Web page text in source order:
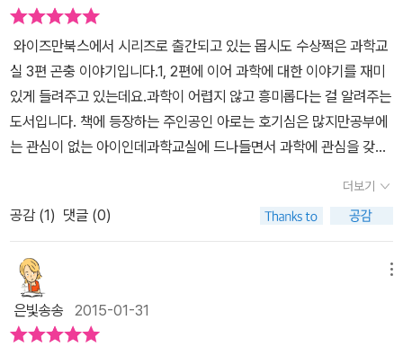
르는 친구들을 위해 잠깐 소개를 하자면~아로네 옆집으로 수상한 분
위기의 공부균 선생님과 선생님의 딸 혜리가 이사를 오면서아로와의
인연이 시작됩니다.공부균 선생님의 과학교실에서 하는 과학실험을
통해 과학을 싫어하던 아로와 친구 건우는 과학에 관심과 흥미를 갖
게 되죠.과학교실에는 남다른 비밀이 숨겨져 있는데요.과학교실 안에
있는 엘리베이터를 조작하면 색다른 세계로 이동 할 수 있답니다.2권
부터는 하나의 주제에 대해 깊이 다뤄보는데요.2권의 날씨에 이어 3
권은 곤충에 관한 이야기를 만나볼 수 있네요.친구들이 죽이려하는
애벌레를 구한 아로는 공부균 선생님의 과학교실 복숭아 나무 밑에
온 아로와 건우는 과학교실에 있는 빵을 먹자곤충으로 변하고 마네
요.각 권에서 여러번의 변신과정을 본 터라 이젠 아로가 곤충으로 변
하는 것도 새롭지 않네요^^곤충이 천재라는 말이 믿어지시나요?이
책을 보면 왜 곤충이 천재라고 하는지 그 이유를 알 수 있답니다.직접
와이즈만북스에서 시리즈로 출간되고 있는 몹시도 수상쩍은 과학교
실 3편 곤충 이야기입니다.1, 2편에 이어 과학에 대한 이야기를 재미
있게 들려주고 있는데요.과학이 어렵지 않고 흥미롭다는 걸 알려주는
도서입니다. 책에 등장하는 주인공인 아로는 호기심은 많지만공부에
는 관심이 없는 아이인데과학교실에 드나들면서 과학에 관심을 갖게
수상쩍은 과학교실 3편은 곤충에 대한 이야기입니다.흔히 곤충하면
징그럽다는 생각을 먼저 하게 되는데요.사실~ 곤충은 사람이 살기 위
해서 꼭 필요해요.우리는 곤충이 해롭다는 생각을 하게 되는데,실제
로 해로운 것들은 전체의 5%라고 해요. 초등학교 3학년쯤 되면 곤
충에 대해서 배우게 되는데요.가장 많이 나오는 문제가 거미가 곤충
인지 아닌지를요.이 책에서는 곤충의 특징과 벌레와 다르다는 걸 알
더보기
공감 (1) 댓글 (0)
은빛송송 2015-01-31